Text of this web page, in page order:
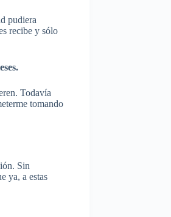
pudiera
recibe y sólo
Todavía
tomando
Sin
ya, a estas